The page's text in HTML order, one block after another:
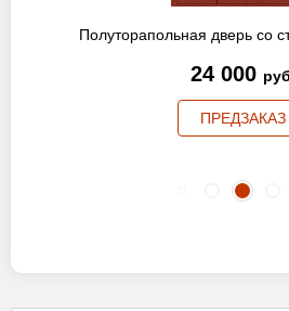
Полуторапольная дверь со
24 000
ПРЕДЗАКАЗ